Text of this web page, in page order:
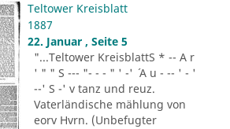
Teltower Kreisblatt
1887
22. Januar , Seite 5
"...Teltower KreisblattS * -- A r
' " " S --- "- - - " ' -' ´ A u - -- ' - '
--' S -' v tanz und reuz.
Vaterländische mählung von
eorv Hvrn. (Unbefugter